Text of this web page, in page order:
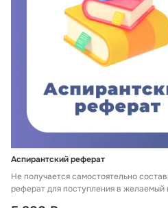
Аспирантский реферат
Не получается самостоятельно
реферат для поступления в желаемый